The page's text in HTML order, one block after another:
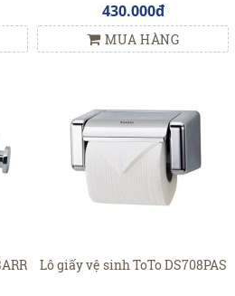
430.000đ
MUA HÀNG
Lô giấy vệ sinh ToTo DS708PAS